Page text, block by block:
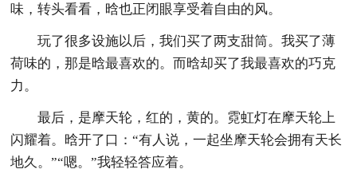
味，转头看看，晗也正闭眼享受着自由的风。
玩了很多设施以后，我们买了两支甜筒。我买了薄
荷味的，那是晗最喜欢的。而晗却买了我最喜欢的巧克
力。
最后，是摩天轮，红的，黄的。霓虹灯在摩天轮上
闪耀着。晗开了口：“有人说，一起坐摩天轮会拥有天长
地久。”“嗯。”我轻轻答应着。